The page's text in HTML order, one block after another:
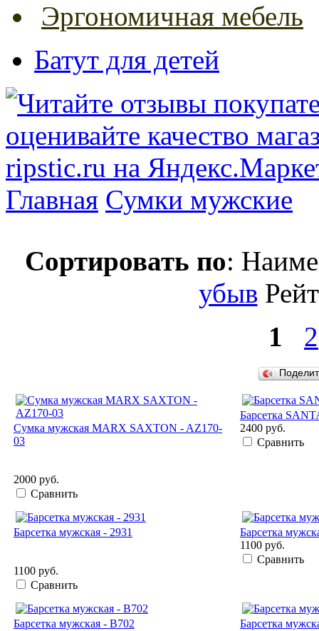
Эргономичная мебель
Батут для детей
Главная Сумки мужские
Сортировать по:
убыв
1
2
Сумка мужская MARX SAXTON - AZ170-
03
2000 руб.
Сравнить
Барсетка
2400 руб.
Сравнить
Барсетка мужская - 2931
1100 руб.
Сравнить
Барсетка
1100 руб.
Сравнить
Барсетка мужская - B702
Барсетка